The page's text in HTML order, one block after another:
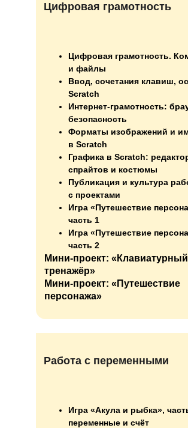
Цифровая грамотность
Цифровая грамотность.
и файлы
Ввод, сочетания клавиш,
Scratch
Интернет-грамотность:
безопасность
Форматы изображений и
в Scratch
Графика в Scratch:
спрайтов и костюмы
Публикация и культура
с проектами
Игра «Путешествие
часть 1
Игра «Путешествие
часть 2
Мини-проект: «Клавиатурный
тренажёр»
Мини-проект: «Путешествие
персонажа»
Работа с переменными
Игра «Акула и рыбка»,
переменные и счёт